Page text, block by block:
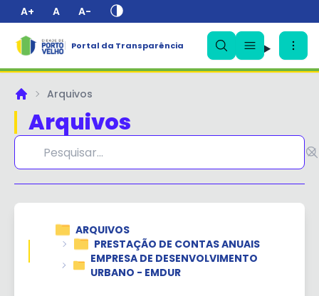
A+ A A-
Portal da Transparência
PrincipalArquivos
Arquivos
ARQUIVOS
PRESTAÇÃO DE CONTAS ANUAIS
EMPRESA DE DESENVOLVIMENTO
URBANO - EMDUR
✕